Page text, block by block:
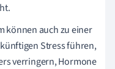
können auch zu einer
Stress führen,
verringern, Hormone